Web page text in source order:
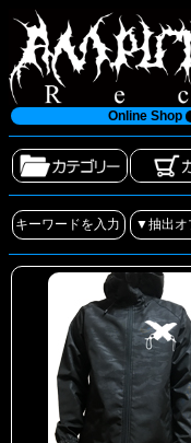
Online Shop [